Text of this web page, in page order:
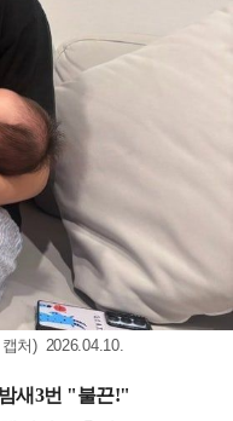
처) 2026.04.10.